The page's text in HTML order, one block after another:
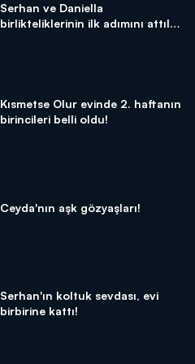
Serhan ve Daniella
birlikteliklerinin ilk adımını attılar
Kısmetse Olur evinde 2. haftanın
birincileri belli oldu!
Ceyda'nın aşk gözyaşları!
Serhan'ın koltuk sevdası, evi
birbirine kattı!